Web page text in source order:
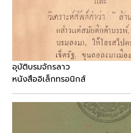
อุบัติบรมจักรลาว
หนังสืออิเล็กทรอนิกส์